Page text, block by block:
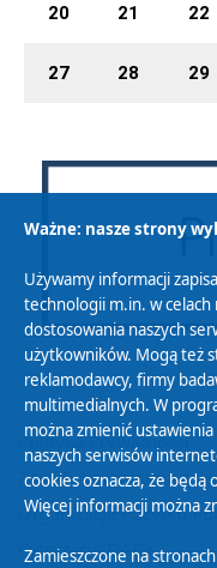
20 21 22
27 28 29
Polityka Prywatności
Zasady korzystania z
Organizacje Pożytku
Cyfryzacja DAB+
Ważne: nasze strony
Używamy informacji
technologii m.in. w celach
dostosowania naszych
użytkowników. Mogą też
reklamodawcy, firmy
multimedialnych. W
można zmienić
naszych serwisów
cookies oznacza, że będą
Więcej informacji można
Zamieszczone na